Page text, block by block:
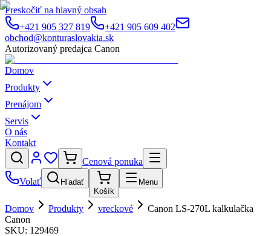
Preskočiť na hlavný obsah
+421 905 327 819
+421 905 609 402
obchod@konturaslovakia.sk
Autorizovaný predajca Canon
Domov
Produkty
Prenájom
Servis
O nás
Kontakt
Cenová ponuka
Volať
Hľadať
Košík
Menu
Domov Produkty vreckové
Canon LS-270L kalkulačka
Canon
SKU: 129469